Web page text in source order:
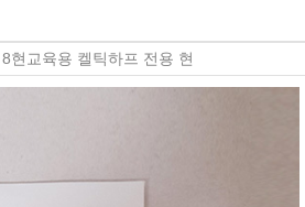
현교육용 켈틱하프 전용 현